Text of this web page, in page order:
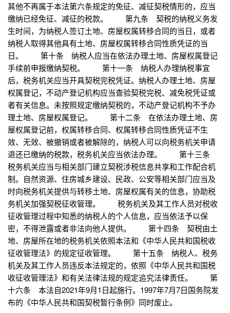
其他不再属于本法第六条规定的免征、减征契税情形的，应当
缴纳已经免征、减征的税款。 第九条 契税的纳税义务发
生时间，为纳税人签订土地、房屋权属转移合同的当日，或者
纳税人取得其他具有土地、房屋权属转移合同性质凭证的当
日。 第十条 纳税人应当在依法办理土地、房屋权属登记
手续前申报缴纳契税。 第十一条 纳税人办理纳税事宜
后，税务机关应当开具契税完税凭证。纳税人办理土地、房屋
权属登记，不动产登记机构应当查验契税完税、减免税凭证或
者有关信息。未按照规定缴纳契税的，不动产登记机构不予办
理土地、房屋权属登记。 第十二条 在依法办理土地、房
屋权属登记前，权属转移合同、权属转移合同性质凭证不生
效、无效、被撤销或者被解除的，纳税人可以向税务机关申请
退还已缴纳的税款，税务机关应当依法办理。 第十三条
税务机关应当与相关部门建立契税涉税信息共享和工作配合机
制。自然资源、住房城乡建设、民政、公安等相关部门应当及
时向税务机关提供与转移土地、房屋权属有关的信息，协助税
务机关加强契税征收管理。 税务机关及其工作人员对税收
征收管理过程中知悉的纳税人的个人信息，应当依法予以保
密，不得泄露或者非法向他人提供。 第十四条 契税由土
地、房屋所在地的税务机关依照本法和《中华人民共和国税收
征收管理法》的规定征收管理。 第十五条 纳税人、税务
机关及其工作人员违反本法规定的，依照《中华人民共和国税
收征收管理法》和有关法律法规的规定追究法律责任。 第
十六条 本法自2021年9月1日起施行。1997年7月7日国务院发
布的《中华人民共和国契税暂行条例》同时废止。